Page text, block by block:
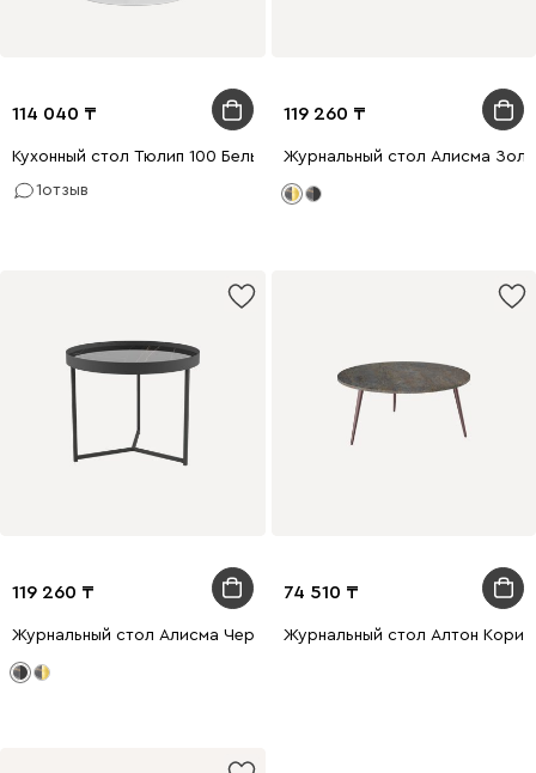
114 040
Кухонный стол Тюлип 100 Белый
1отзыв
119 260
Журнальный стол Алисма
119 260
Журнальный стол Алисма Черный
74 510
Журнальный стол Алтон